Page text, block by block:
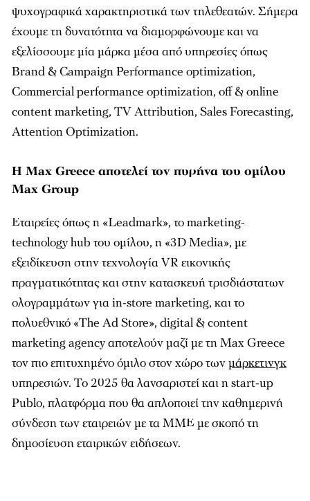
ψυχογραφικά χαρακτηριστικά των τηλεθεατών. Σήμερα
έχουμε τη δυνατότητα να διαμορφώνουμε και να
εξελίσσουμε μία µάρκα μέσα από υπηρεσίες όπως
Brand & Campaign Performance optimization,
Commercial performance optimization, off & online
content marketing, TV Attribution, Sales Forecasting,
Attention Optimization.
Η Max Greece αποτελεί τον πυρήνα του ομίλου
Max Group
Εταιρείες όπως η «Leadmark», το marketing-
technology hub του ομίλου, η «3D Media», με
εξειδίκευση στην τεχνολογία VR εικονικής
πραγματικότητας και στην κατασκευή τρισδιάστατων
ολογραμμάτων για in-store marketing, και το
πολυεθνικό «The Ad Store», digital & content
marketing agency αποτελούν μαζί με τη Max Greece
τον πιο επιτυχημένο όμιλο στον χώρο τωνμάρκετινγκ
υπηρεσιών. Το 2025 θα λανσαριστεί και η start-up
Publo, πλατφόρµα που θα απλοποιεί την καθηµερινή
σύνδεση των εταιρειών µε τα ΜΜΕ με σκοπό τη
δηµοσίευση εταιρικών ειδήσεων.